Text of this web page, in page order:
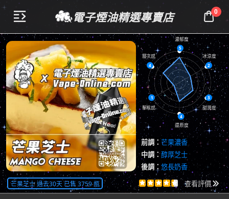
 電子煙油精選專賣店 0
5
2
3
4
1
4
濃郁度
冰涼度
甜潤度
還原度
擊喉感
層次感
前調： 芒果濃香
中調：醇厚芝士
後調： 悠長奶香
芒果芝士 過去30天 已售 3759 瓶      共6851評價
查看評價